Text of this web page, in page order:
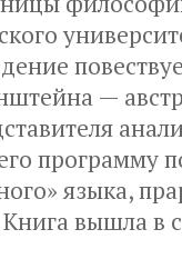
—
программу
языка,
вышла в